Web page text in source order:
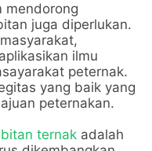
mendorong
juga diperlukan.
ilmu
peternak.
yang baik yang
peternakan.
ternak adalah